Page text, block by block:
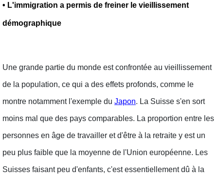
• L'immigration a permis de freiner le vieillissement
démographique
Une grande partie du monde est confrontée au vieillissement
de la population, ce qui a des effets profonds, comme le
montre notamment l'exemple du Japon. La Suisse s'en sort
moins mal que des pays comparables. La proportion entre les
personnes en âge de travailler et d'être à la retraite y est un
peu plus faible que la moyenne de l'Union européenne. Les
Suisses faisant peu d'enfants, c'est essentiellement dû à la